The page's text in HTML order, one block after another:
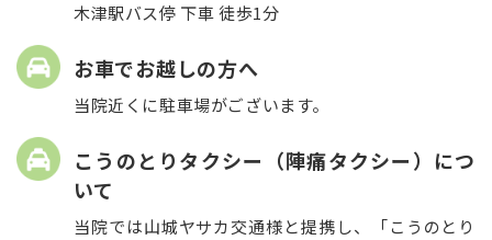
木津駅バス停 下車 徒歩1分
お車でお越しの方へ
当院近くに駐車場がございます。
こうのとりタクシー（陣痛タクシー）につ
いて
当院では山城ヤサカ交通様と提携し、「こうのとり